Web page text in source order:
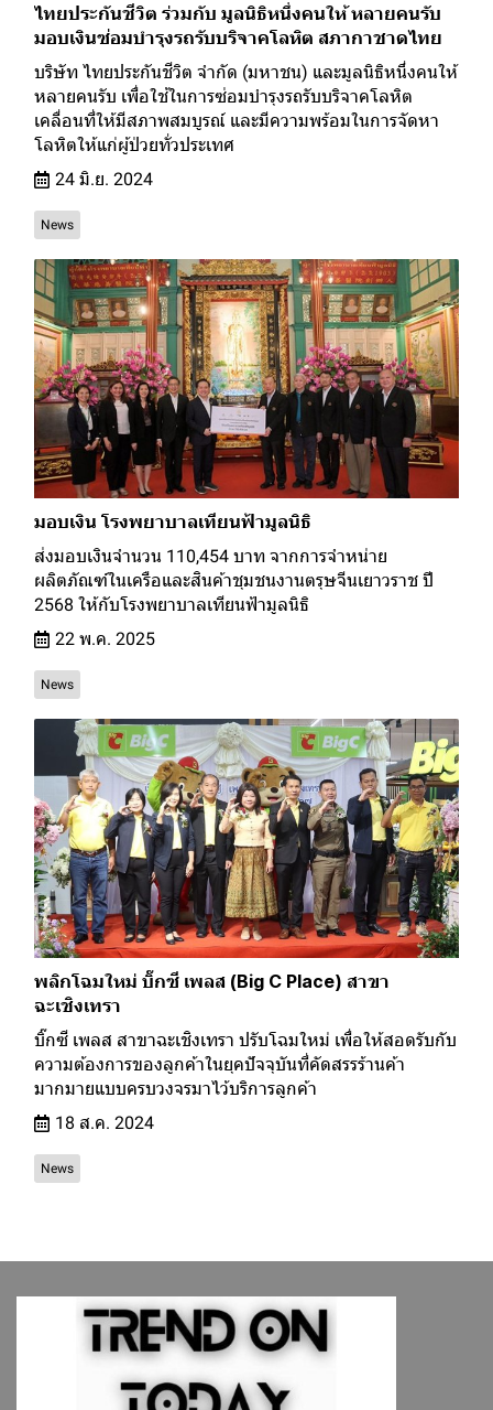
ไทยประกันชีวิต ร่วมกับ มูลนิธิหนึ่งคนให้ หลายคนรับ
มอบเงินซ่อมบำรุงรถรับบริจาคโลหิต สภากาชาดไทย
บริษัท ไทยประกันชีวิต จำกัด (มหาชน) และมูลนิธิหนึ่งคนให้
หลายคนรับ เพื่อใช้ในการซ่อมบำรุงรถรับบริจาคโลหิต
เคลื่อนที่ให้มีสภาพสมบูรณ์ และมีความพร้อมในการจัดหา
โลหิตให้แก่ผู้ป่วยทั่วประเทศ
24 มิ.ย. 2024
News
มอบเงิน โรงพยาบาลเทียนฟ้ามูลนิธิ
ส่งมอบเงินจำนวน 110,454 บาท จากการจำหน่าย
ผลิตภัณฑ์ในเครือและสินค้าชุมชนงานตรุษจีนเยาวราช ปี
2568 ให้กับโรงพยาบาลเทียนฟ้ามูลนิธิ
22 พ.ค. 2025
News
พลิกโฉมใหม่ บิ๊กซี เพลส (Big C Place) สาขา
ฉะเชิงเทรา
บิ๊กซี เพลส สาขาฉะเชิงเทรา ปรับโฉมใหม่ เพื่อให้สอดรับกับ
ความต้องการของลูกค้าในยุคปัจจุบันที่คัดสรรร้านค้า
มากมายแบบครบวงจรมาไว้บริการลูกค้า
18 ส.ค. 2024
News